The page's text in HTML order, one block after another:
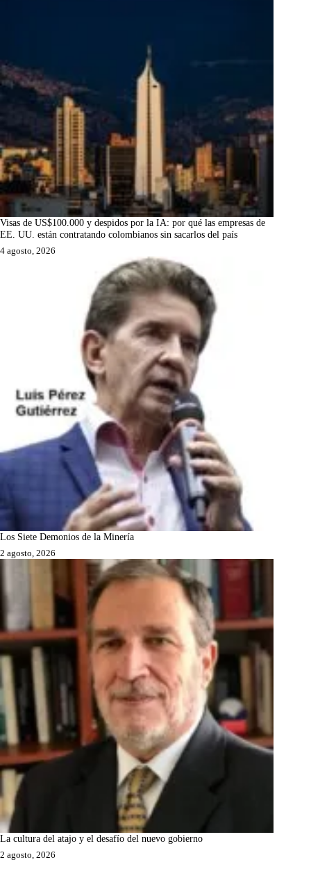
Visas de US$100.000 y despidos por la IA: por qué las empresas de
EE. UU. están contratando colombianos sin sacarlos del país
4 agosto, 2026
Los Siete Demonios de la Minería
2 agosto, 2026
La cultura del atajo y el desafío del nuevo gobierno
2 agosto, 2026